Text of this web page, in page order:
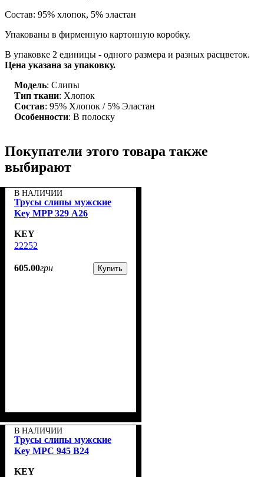
Состав: 95% хлопок, 5% эластан
Упакованы в фирменную картонную коробку.
В упаковке 2 единицы - одного размера и разных расцветок.
Цена указана за упаковку.
Модель: Слипы
Тип ткани: Хлопок
Состав: 95% Хлопок / 5% Эластан
Особенности: В полоску
Покупатели этого товара также
выбирают
В НАЛИЧИИ
Трусы слипы мужские
Key MPP 329 А26
KEY
22252
605.00грн Купить
В НАЛИЧИИ
Трусы слипы мужские
Key MPC 945 B24
KEY